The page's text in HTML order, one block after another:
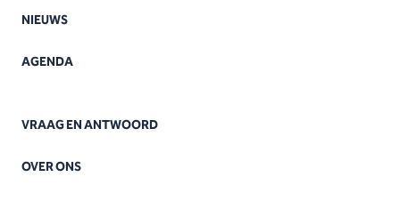
NIEUWS
AGENDA
VRAAG EN ANTWOORD
OVER ONS